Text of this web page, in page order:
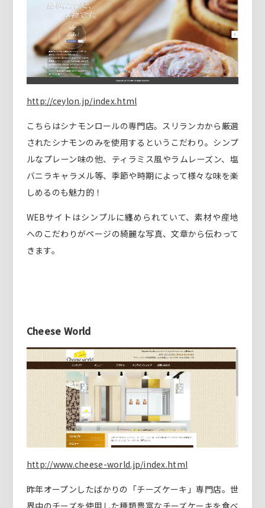
http://ceylon.jp/index.html
こちらはシナモンロールの専門店。スリランカから厳選
されたシナモンのみを使用するというこだわり。シンプ
ルなプレーン味の他、ティラミス風やラムレーズン、塩
バニラキャラメル等、季節や時期によって様々な味を楽
しめるのも魅力的！
WEBサイトはシンプルに纏められていて、素材や産地
へのこだわりがページの綺麗な写真、文章から伝わって
きます。
Cheese World
http://www.cheese-world.jp/index.html
昨年オープンしたばかりの「チーズケーキ」専門店。世